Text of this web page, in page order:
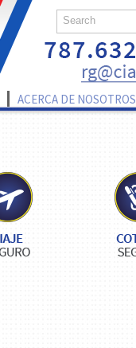
ACERCA DE NOSOTROS